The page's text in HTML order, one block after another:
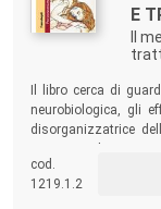
E
Il
Il libro cerca di
neurobiologica, gli
disorganizzatrice
cod.
1219.1.2